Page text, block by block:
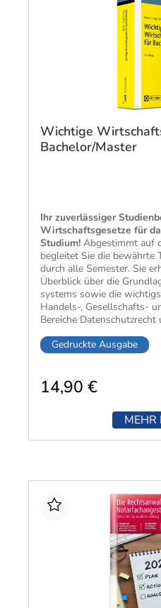
Wichtige
Bachelor/Master
Ihr zuverlässiger
Wirt­schafts­gesetze für
Studium! Abge­stimmt auf
begleitet Sie die bewährte
durch alle Semester. Sie
Über­blick über die
systems sowie die
Handels-, Gesell­schafts-
Bereiche
Gedruckte Ausgabe
14,90 €
MEHR